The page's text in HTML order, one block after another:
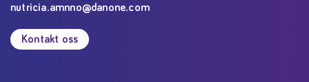
nutricia.amnno@danone.com
Kontakt oss